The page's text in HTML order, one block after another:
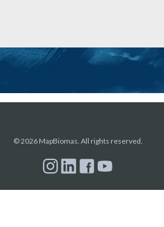
© 2026 MapBiomas. All rights reserved.